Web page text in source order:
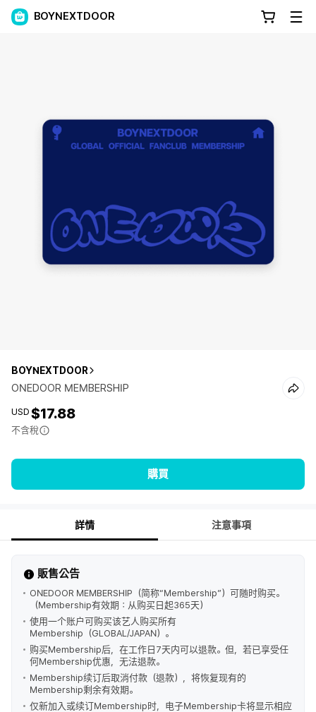
BOYNEXTDOOR
BOYNEXTDOOR
ONEDOOR MEMBERSHIP
USD $17.88
不含稅
購買
詳情 注意事項
販售公告
ONEDOOR MEMBERSHIP（简称“Membership”）可随时购买。
（Membership有效期：从购买日起365天）
使用一个账户可购买该艺人购买所有
Membership（GLOBAL/JAPAN）。
购买Membership后，在工作日7天内可以退款。但，若已享受任
何Membership优惠，无法退款。
Membership续订后取消付款（退款），将恢复现有的
Membership剩余有效期。
仅新加入或续订Membership时，电子Membership卡将显示相应